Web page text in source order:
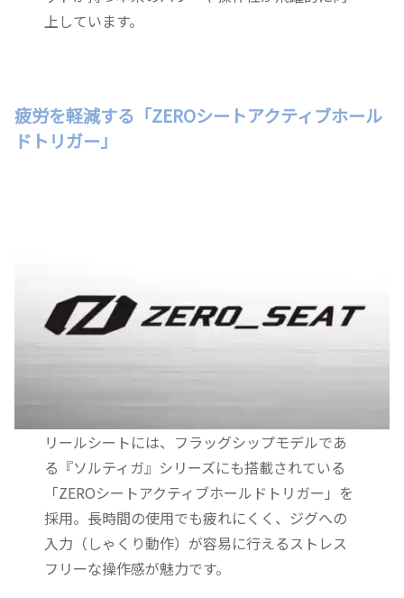
上しています。
疲労を軽減する「ZEROシートアクティブホール
ドトリガー」
リールシートには、フラッグシップモデルであ
る『ソルティガ』シリーズにも搭載されている
「ZEROシートアクティブホールドトリガー」を
採用。長時間の使用でも疲れにくく、ジグへの
入力（しゃくり動作）が容易に行えるストレス
フリーな操作感が魅力です。